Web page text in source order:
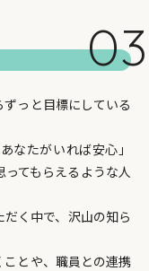
っと目標にしている
なたがいれば安心」
ってもらえるような人
く中で、沢山の知ら
とや、職員との連携